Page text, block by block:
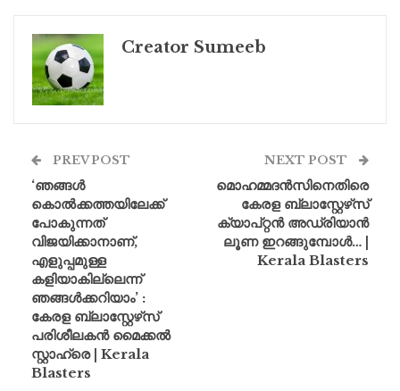
Creator Sumeeb
PREV POST
‘ഞങ്ങൾ
കൊൽക്കത്തയിലേക്ക്
പോകുന്നത്
വിജയിക്കാനാണ്,
എളുപ്പമുള്ള
കളിയാകില്ലെന്ന്
ഞങ്ങൾക്കറിയാം’ :
കേരള ബ്ലാസ്റ്റേഴ്‌സ്
പരിശീലകൻ മൈക്കൽ
സ്റ്റാഹ്രെ | Kerala
Blasters
NEXT POST
മൊഹമ്മദൻസിനെതിരെ
കേരള ബ്ലാസ്റ്റേഴ്‌സ്
ക്യാപ്റ്റൻ അഡ്രിയാൻ
ലൂണ ഇറങ്ങുമ്പോൾ… |
Kerala Blasters